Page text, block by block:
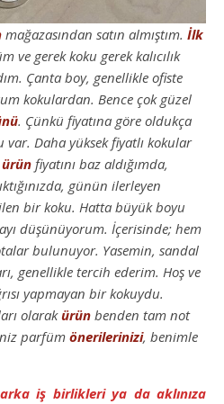
mağazasından satın almıştım. İlk
ve gerek koku gerek kalıcılık
Çanta boy, genellikle ofiste
kokulardan. Bence çok güzel
. Çünkü fiyatına göre oldukça
var. Daha yüksek fiyatlı kokular
ürün fiyatını baz aldığımda,
günün ilerleyen
bir koku. Hatta büyük boyu
düşünüyorum. İçerisinde; hem
bulunuyor. Yasemin, sandal
genellikle tercih ederim. Hoş ve
yapmayan bir kokuydu.
olarakürün benden tam not
parfüm önerilerinizi, benimle
iş birlikleri ya da aklınıza